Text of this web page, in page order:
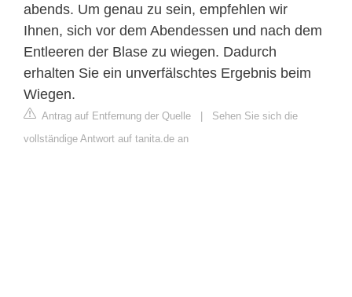
abends. Um genau zu sein, empfehlen wir
Ihnen, sich vor dem Abendessen und nach dem
Entleeren der Blase zu wiegen. Dadurch
erhalten Sie ein unverfälschtes Ergebnis beim
Wiegen.
Antrag auf Entfernung der Quelle
Sehen Sie sich die
vollständige Antwort auf tanita.de an